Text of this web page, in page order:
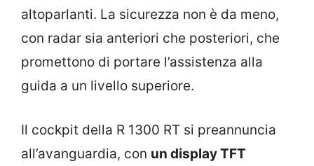
altoparlanti. La sicurezza non è da meno,
con radar sia anteriori che posteriori, che
promettono di portare l’assistenza alla
guida a un livello superiore.
Il cockpit della R 1300 RT si preannuncia
all’avanguardia, con un display TFT